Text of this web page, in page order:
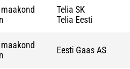
Telia SK
Telia Eesti
Eesti Gaas AS